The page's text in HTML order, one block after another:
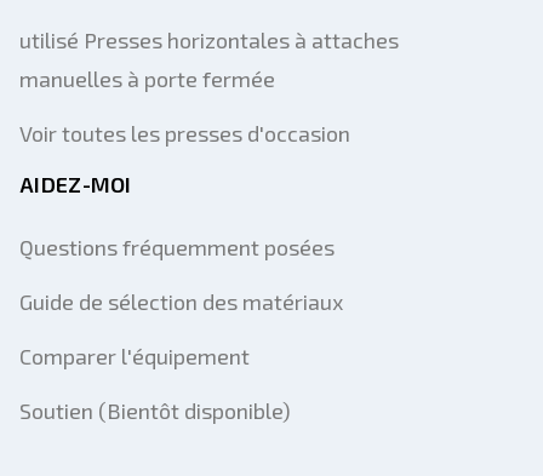
utilisé Presses horizontales à attaches
manuelles à porte fermée
Voir toutes les presses d'occasion
AIDEZ-MOI
Questions fréquemment posées
Guide de sélection des matériaux
Comparer l'équipement
Soutien (Bientôt disponible)